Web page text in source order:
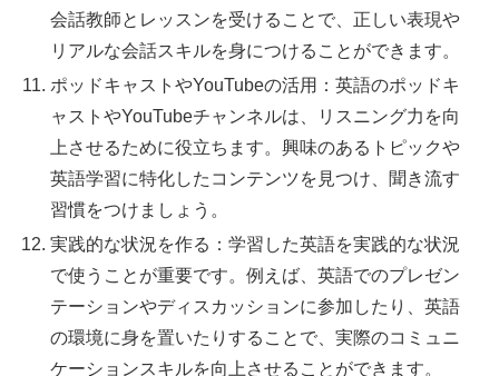
会話教師とレッスンを受けることで、正しい表現や
リアルな会話スキルを身につけることができます。
ポッドキャストやYouTubeの活用：英語のポッドキ
ャストやYouTubeチャンネルは、リスニング力を向
上させるために役立ちます。興味のあるトピックや
英語学習に特化したコンテンツを見つけ、聞き流す
習慣をつけましょう。
実践的な状況を作る：学習した英語を実践的な状況
で使うことが重要です。例えば、英語でのプレゼン
テーションやディスカッションに参加したり、英語
の環境に身を置いたりすることで、実際のコミュニ
ケーションスキルを向上させることができます。